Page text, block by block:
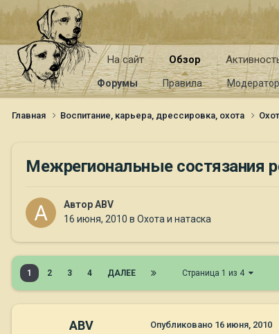
На сайт Обзор
Форумы Правила
Главная Воспитание, карьера, дрессировка, охота
Межрегиональные состязания
АвторABV
16 июня, 2010 в Охота и натаска
1 2 3 4 ДАЛЕЕ Страница 1 из 4
ABV Опубликовано 16 июня, 2010